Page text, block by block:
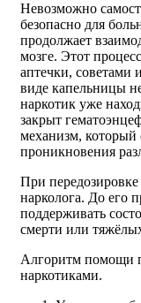
Невозможно
безопасно для
продолжает
мозге. Этот
аптечки, советами
виде капельницы не
наркотик уже
закрыт
механизм, который
проникновения
При
нарколога. До его
поддерживать
смерти или
Алгоритм помощи
наркотиками.